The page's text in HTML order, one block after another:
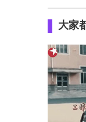
大家